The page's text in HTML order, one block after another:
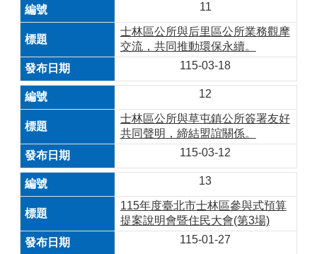
11
士林區公所與后里區公所業務觀摩
交流，共同推動環保永續。
115-03-18
12
士林區公所與草屯鎮公所簽署友好
共同聲明，締結盟誼關係。
115-03-12
13
115年度臺北市士林區參與式預算
提案說明會暨住民大會(第3場)
115-01-27